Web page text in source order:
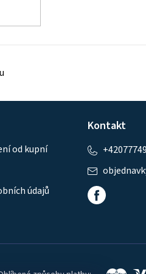
od kupní
údajů
Kontakt